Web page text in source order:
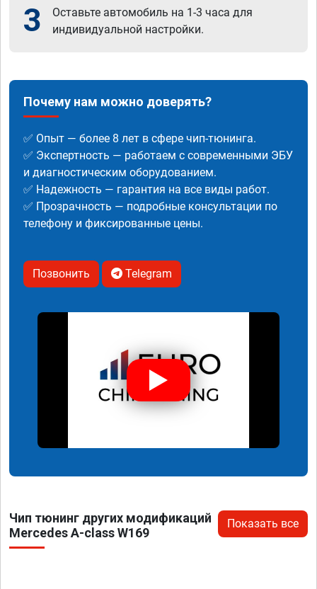
3
Оставьте автомобиль на 1-3 часа для
индивидуальной настройки.
Почему нам можно доверять?
✅ Опыт — более 8 лет в сфере чип-тюнинга.
✅ Экспертность — работаем с современными ЭБУ
и диагностическим оборудованием.
✅ Надежность — гарантия на все виды работ.
✅ Прозрачность — подробные консультации по
телефону и фиксированные цены.
Позвонить Telegram
Чип тюнинг других модификаций
Mercedes A-class W169
Показать все